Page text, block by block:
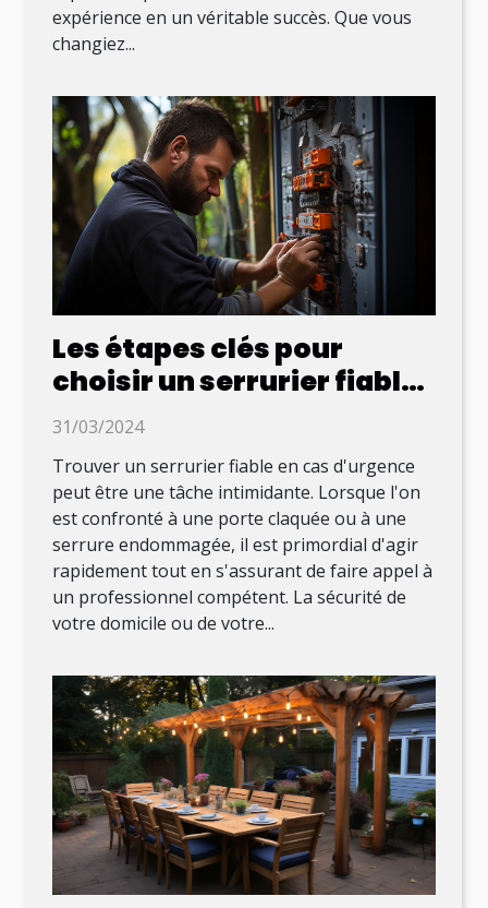
expérience en un véritable succès. Que vous
changiez...
Les étapes clés pour
choisir un serrurier fiable
en cas d'urgence
31/03/2024
Trouver un serrurier fiable en cas d'urgence
peut être une tâche intimidante. Lorsque l'on
est confronté à une porte claquée ou à une
serrure endommagée, il est primordial d'agir
rapidement tout en s'assurant de faire appel à
un professionnel compétent. La sécurité de
votre domicile ou de votre...